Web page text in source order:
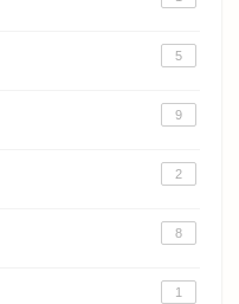
5
9
2
8
1